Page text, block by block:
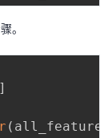
。
]
( all_features